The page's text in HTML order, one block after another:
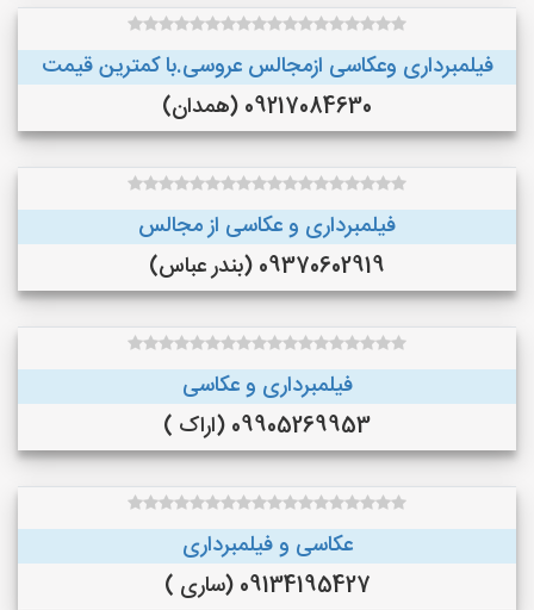
فیلمبرداری وعکاسی ازمجالس عروسی.با کمترین قیمت
09217084630 (همدان)
فیلمبرداری و عکاسی از مجالس
09370602919 (بندر عباس)
فیلمبرداری و عکاسی
09905269953 (اراک )
عکاسی و فیلمبرداری
09134195427 (ساری )